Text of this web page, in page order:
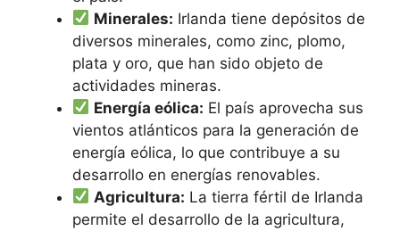
Minerales: Irlanda tiene depósitos de
diversos minerales, como zinc, plomo,
plata y oro, que han sido objeto de
actividades mineras.
Energía eólica: El país aprovecha sus
vientos atlánticos para la generación de
energía eólica, lo que contribuye a su
desarrollo en energías renovables.
Agricultura: La tierra fértil de Irlanda
permite el desarrollo de la agricultura,